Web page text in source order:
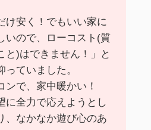
け安く！でもいい家に
いので、ローコスト(質
と)はできません！」と
っていました。
ンで、家中暖かい！
に全力で応えようとし
、なかなか遊び心のあ